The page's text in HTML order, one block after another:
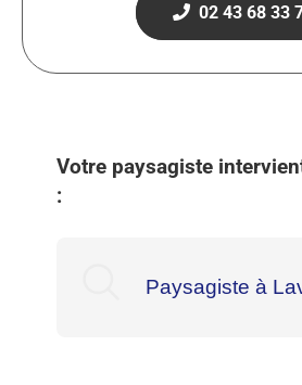
02 43 68 33
Votre paysagiste
:
Paysagiste à